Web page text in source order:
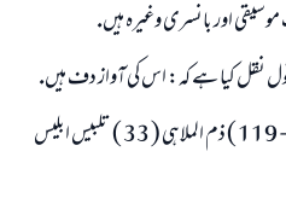
موسيقى اور بانسرى وغيرہ ہيں.
نقل كيا ہے كہ: اس كى آواز دف ہيں.
ديكھيں: جامع البيان ( 15 / 118 - 119 ) ذم الملاہى ( 33 ) تلبيس ابليس